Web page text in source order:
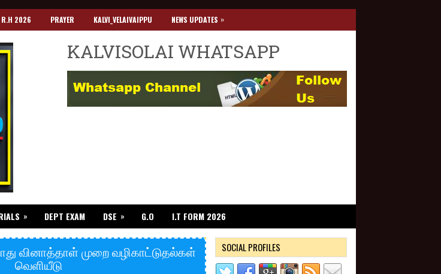
R.H 2026 PRAYER KALVI_VELAIVAIPPU NEWS UPDATES »
KALVISOLAI WHATSAPP
» DEPT EXAM DSE » G.O I.T FORM 2026
வினாத்தாள் முறை வழிகாட்டுதல்கள்
வெளியீடு
SOCIAL PROFILES